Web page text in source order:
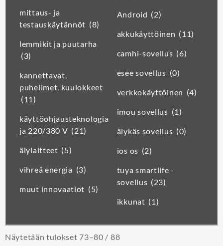
mittaus- ja
testauskäytännöt (8)
lemmikit ja puutarha
(3)
kannettavat,
puhelimet, kuulokkeet
(11)
käyttöohjausteknologia
ja 220/380 V (21)
älylaitteet (5)
vihreä energia (3)
muut innovaatiot (5)
Android (2)
akkukäyttöinen (11)
camhi-sovellus (6)
esee sovellus (0)
verkkokäyttöinen (4)
imou sovellus (1)
älykäs sovellus (0)
ios os (2)
tuya smartlife -
sovellus (23)
ikkunat (1)
Näytetään tulokset 73–80 / 88